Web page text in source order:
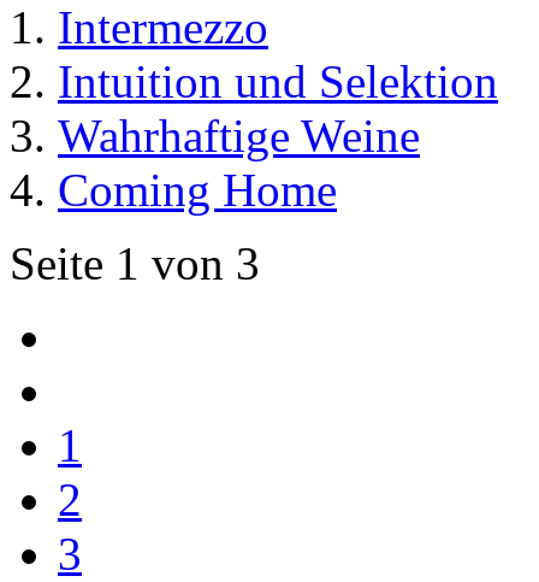
Intermezzo
Intuition und Selektion
Wahrhaftige Weine
Coming Home
Seite 1 von 3
1
2
3